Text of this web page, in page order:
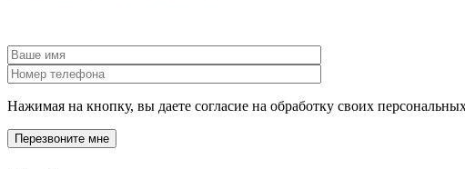
Нажимая на кнопку, вы даете согласие на обработку своих